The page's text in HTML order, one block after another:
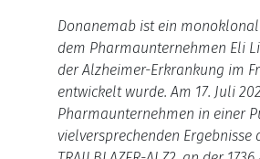
Donanemab ist ein
dem Pharmaunternehmen Eli
der Alzheimer-Erkrankung im
entwickelt wurde. Am 17. Juli
Pharmaunternehmen in einer
vielversprechenden Ergebnisse